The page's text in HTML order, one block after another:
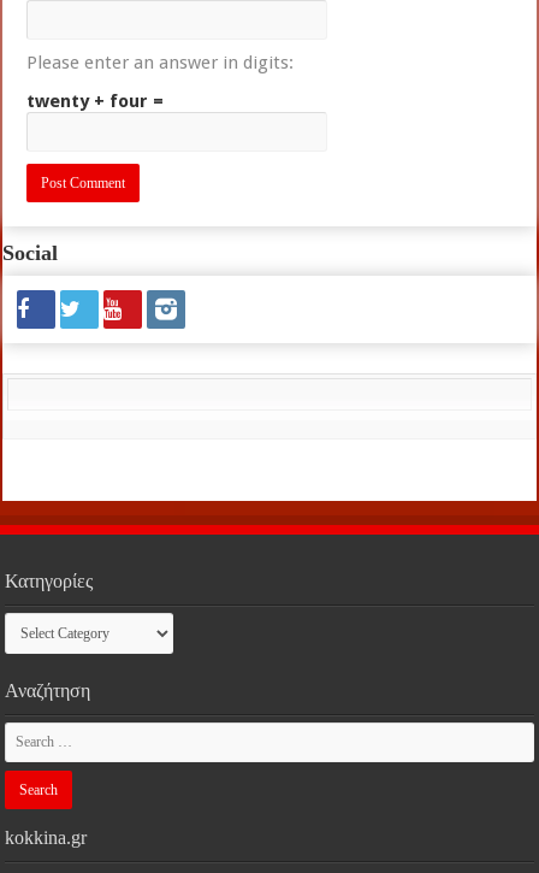
Please enter an answer in digits:
twenty + four =
Social
Κατηγορίες
Κατηγορίες
Αναζήτηση
kokkina.gr